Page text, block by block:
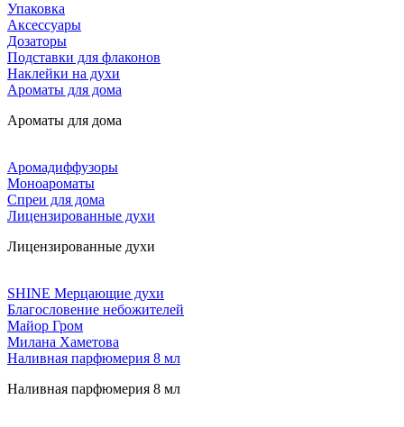
Упаковка
Аксессуары
Дозаторы
Подставки для флаконов
Наклейки на духи
Ароматы для дома
Ароматы для дома
Аромадиффузоры
Моноароматы
Спреи для дома
Лицензированные духи
Лицензированные духи
SHINE Мерцающие духи
Благословение небожителей
Майор Гром
Милана Хаметова
Наливная парфюмерия 8 мл
Наливная парфюмерия 8 мл